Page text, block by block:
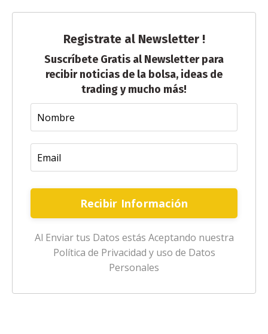
Registrate al Newsletter !
Suscríbete Gratis al Newsletter para
recibir noticias de la bolsa, ideas de
trading y mucho más!
Recibir Información
Al Enviar tus Datos estás Aceptando nuestra
Política de Privacidad y uso de Datos
Personales